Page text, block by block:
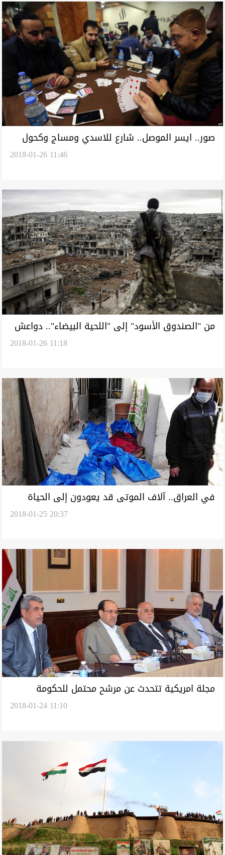
صور.. ايسر الموصل.. شارع للاسدي ومساج وكحول
2018-01-26 11:46
من "الصندوق الأسود" إلى "اللحية البيضاء".. دواعش
2018-01-26 11:18
في العراق.. آلاف الموتى قد يعودون إلى الحياة
2018-01-25 20:37
مجلة امريكية تتحدث عن مرشح محتمل للحكومة
2018-01-24 11:10